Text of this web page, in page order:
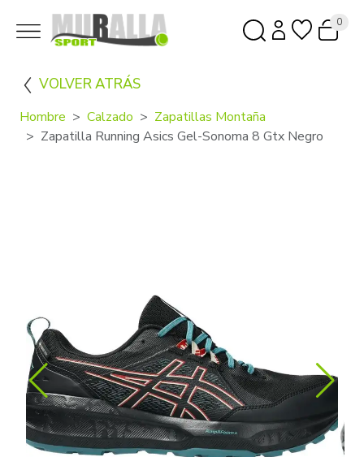
0
VOLVER ATRÁS
Hombre Calzado
Zapatillas Montaña
Zapatilla Running Asics Gel-Sonoma 8 Gtx Negro